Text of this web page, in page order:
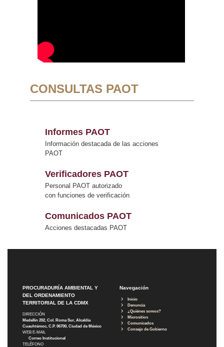
CONSULTAS PAOT
Informes PAOT
Información destacada de las acciones
PAOT
Verificadores PAOT
Personal PAOT autorizado
con funciones de verificación
Comunicados PAOT
Acciones destacadas PAOT
PROCURADURÍA AMBIENTAL Y
DEL ORDENAMIENTO
TERRITORIAL DE LA CDMX
DIRECCIÓN
Medellín 202, Col. Roma Sur, Alcaldía
Cuauhtémoc, C.P. 06700, Ciudad de México
WEB E-MAIL
Correo Institucional
TELÉFONO
Navegación
Inicio
Denuncia
¿Quiénes somos?
Micrositios
Comunicados
Consejo de Gobierno